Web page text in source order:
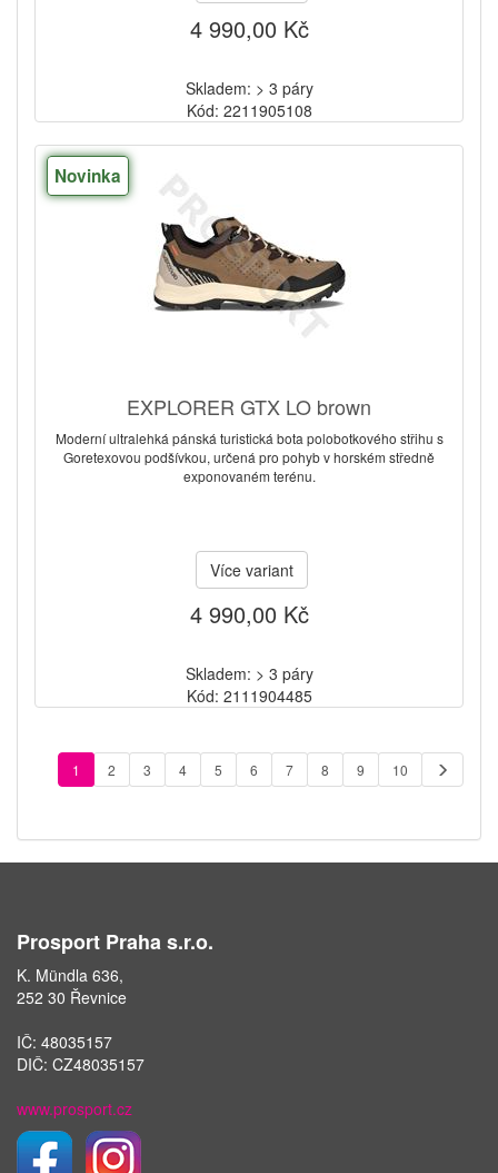
4 990,00 Kč
Skladem: > 3 páry
Kód: 2211905108
Novinka
EXPLORER GTX LO brown
Moderní ultralehká pánská turistická bota polobotkového střihu s
Goretexovou podšívkou, určená pro pohyb v horském středně
exponovaném terénu.
Více variant
4 990,00 Kč
Skladem: > 3 páry
Kód: 2111904485
1 2 3 4 5 6 7 8 9 10
Prosport Praha s.r.o.
K. Mündla 636,
252 30 Řevnice
IČ: 48035157
DIČ: CZ48035157
www.prosport.cz